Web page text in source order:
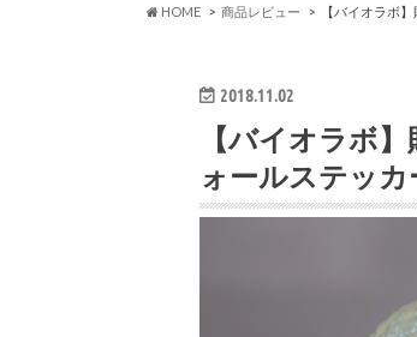
HOME 商品レビュー 【バイオラボ
2018.11.02
【バイオラボ
ォールステッ